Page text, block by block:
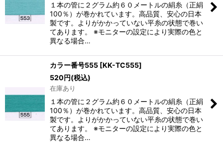
１本の管に２グラム約６０メートルの絹糸（正絹
100％）が巻かれています。高品質、安心の日本
製です。よりがかかっていない平糸の状態で巻い
てあります。 ※モニターの設定により実際の色と
異なる場合…
カラー番号555 [KK-TC555]
520円(税込)
在庫あり
１本の管に２グラム約６０メートルの絹糸（正絹
100％）が巻かれています。高品質、安心の日本
製です。よりがかかっていない平糸の状態で巻い
てあります。 ※モニターの設定により実際の色と
異なる場合…